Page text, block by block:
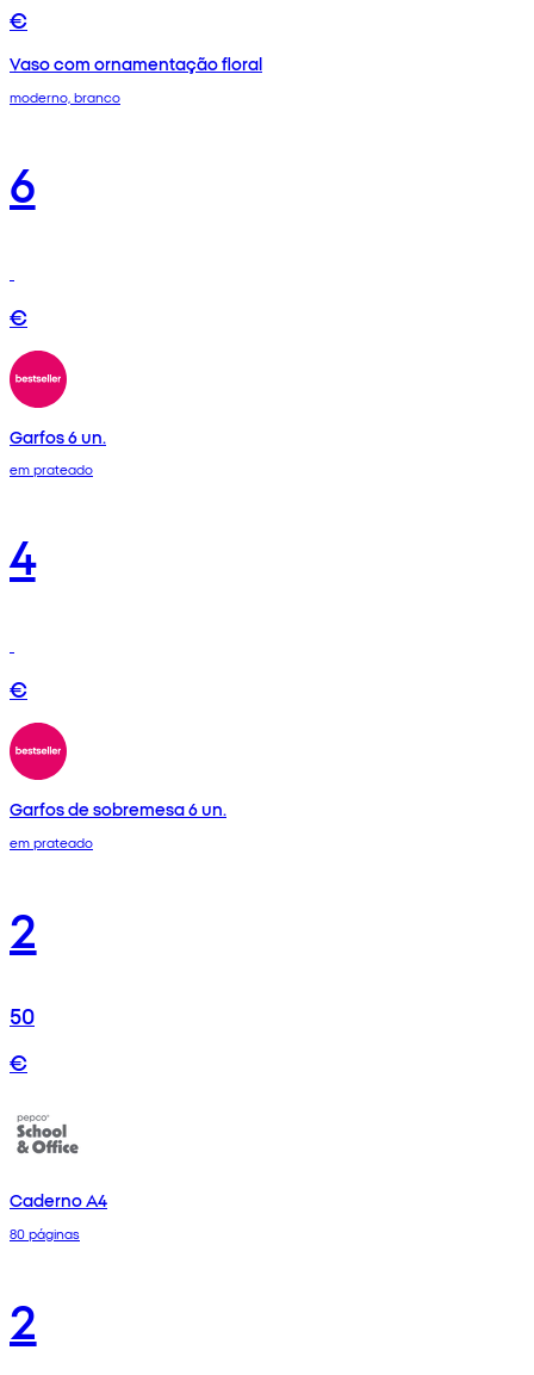
€
Vaso com ornamentação floral
moderno, branco
6
€
Garfos 6 un.
em prateado
4
€
Garfos de sobremesa 6 un.
em prateado
2
50
€
Caderno A4
80 páginas
2